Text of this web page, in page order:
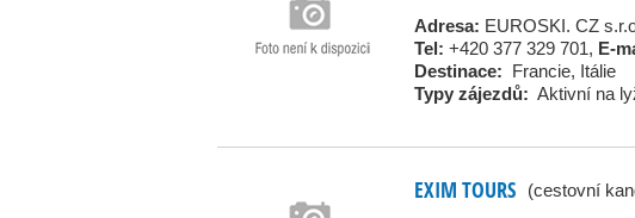
Adresa: EUROSKI. CZ
Tel: +420 377 329 701, E-
Destinace: Francie, Itálie
Typy zájezdů: Aktivní na
EXIM TOURS
(cestovní